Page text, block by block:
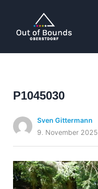
P1045030
Sven Gittermann
9. November 2025